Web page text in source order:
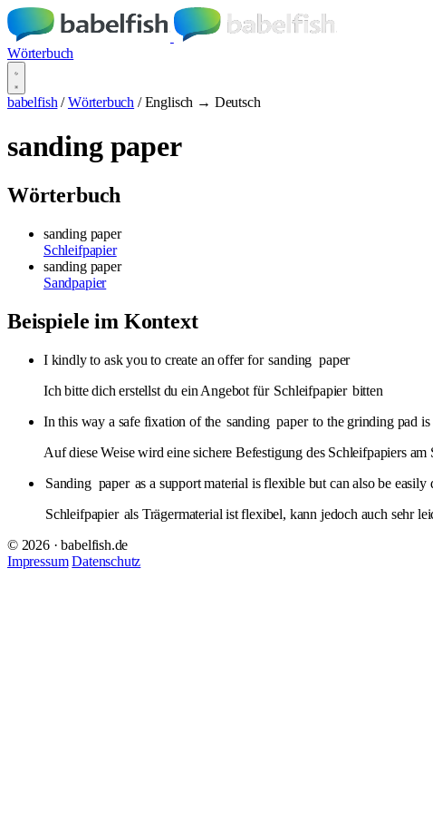
Wörterbuch
babelfish / Wörterbuch / Englisch → Deutsch
sanding paper
Wörterbuch
sanding paper
Schleifpapier
sanding paper
Sandpapier
Beispiele im Kontext
I kindly to ask you to create an offer for sanding paper
Ich bitte dich erstellst du ein Angebot für Schleifpapier bitten
In this way a safe fixation of the sanding paper to the grinding pad is
Auf diese Weise wird eine sichere Befestigung des Schleifpapiers am
Sanding paper as a support material is flexible but can also be
Schleifpapier als Trägermaterial ist flexibel, kann jedoch auch sehr
© 2026 · babelfish.de
Impressum Datenschutz